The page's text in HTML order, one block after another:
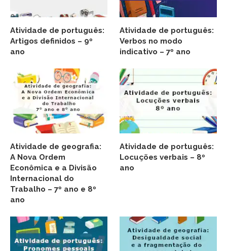
Atividade de português:
Artigos definidos – 9º
ano
Atividade de português:
Verbos no modo
indicativo – 7º ano
Atividade de geografia:
A Nova Ordem
Econômica e a Divisão
Internacional do
Trabalho – 7º ano e 8º
ano
Atividade de português:
Locuções verbais – 8º
ano